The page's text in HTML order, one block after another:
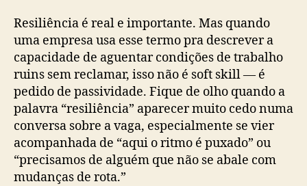
Resiliência é real e importante. Mas quando
uma empresa usa esse termo pra descrever a
capacidade de aguentar condições de trabalho
ruins sem reclamar, isso não é soft skill — é
pedido de passividade. Fique de olho quando a
palavra “resiliência” aparecer muito cedo numa
conversa sobre a vaga, especialmente se vier
acompanhada de “aqui o ritmo é puxado” ou
“precisamos de alguém que não se abale com
mudanças de rota.”